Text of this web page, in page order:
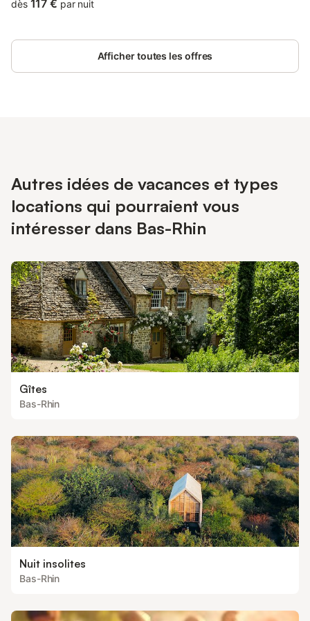
dès 117 € par nuit
Afficher toutes les offres
Autres idées de vacances et types
locations qui pourraient vous
intéresser dans Bas-Rhin
Gîtes
Bas-Rhin
Nuit insolites
Bas-Rhin